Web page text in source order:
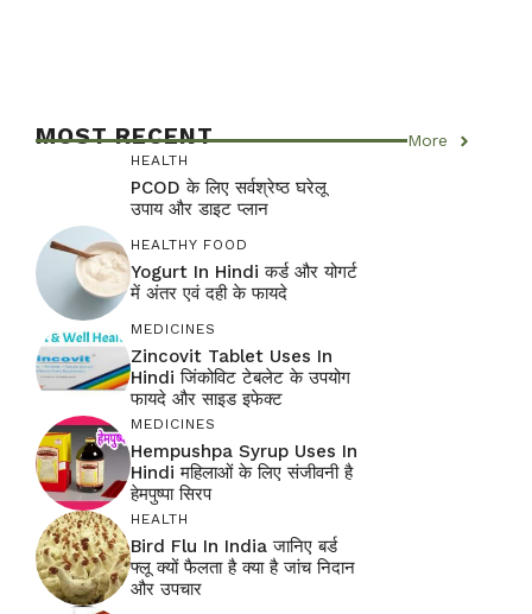
MOST RECENT More
HEALTH
PCOD के लिए सर्वश्रेष्ठ घरेलू
उपाय और डाइट प्लान
HEALTHY FOOD
Yogurt In Hindi कर्ड और योगर्ट
में अंतर एवं दही के फायदे
MEDICINES
Zincovit Tablet Uses In
Hindi जिंकोविट टेबलेट के उपयोग
फायदे और साइड इफेक्ट
MEDICINES
Hempushpa Syrup Uses In
Hindi महिलाओं के लिए संजीवनी है
हेमपुष्पा सिरप
HEALTH
Bird Flu In India जानिए बर्ड
फ्लू क्यों फैलता है क्या है जांच निदान
और उपचार